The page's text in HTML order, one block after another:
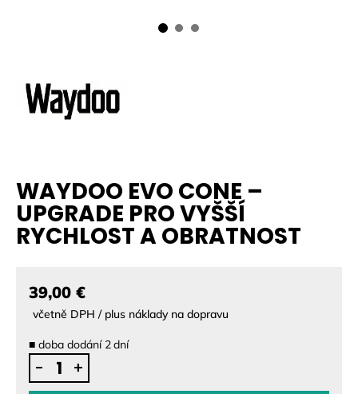
WAYDOO EVO CONE –
UPGRADE PRO VYŠŠÍ
RYCHLOST A OBRATNOST
39,00 €
včetně DPH / plus náklady na dopravu
■ doba dodání 2dní
Waydoo
EVO
+
-